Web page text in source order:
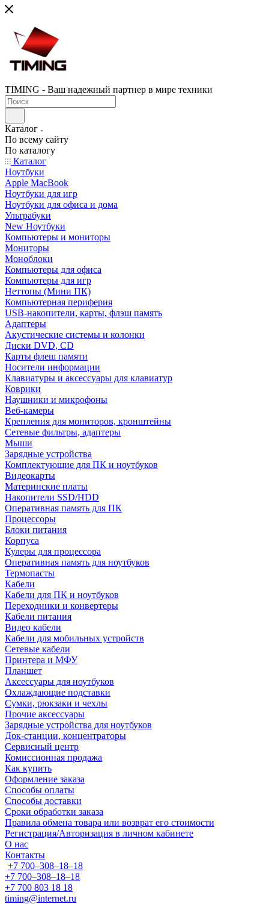
TIMING - Ваш надежный партнер в мире техники
Каталог
По всему сайту
По каталогу
Каталог
Ноутбуки
Apple MacBook
Ноутбуки для игр
Ноутбуки для офиса и дома
Ультрабуки
New Ноутбуки
Компьютеры и мониторы
Мониторы
Моноблоки
Компьютеры для офиса
Компьютеры для игр
Неттопы (Мини ПК)
Компьютерная периферия
USB-накопители, карты, флэш память
Адаптеры
Акустические системы и колонки
Диски DVD, CD
Карты флеш памяти
Носители информации
Клавиатуры и аксессуары для клавиатур
Коврики
Наушники и микрофоны
Веб-камеры
Крепления для мониторов, кронштейны
Сетевые фильтры, адаптеры
Мыши
Зарядные устройства
Комплектующие для ПК и ноутбуков
Видеокарты
Материнские платы
Накопители SSD/HDD
Оперативная память для ПК
Процессоры
Блоки питания
Корпуса
Кулеры для процессора
Оперативная память для ноутбуков
Термопасты
Кабели
Кабели для ПК и ноутбуков
Переходники и конвертеры
Кабели питания
Видео кабели
Кабели для мобильных устройств
Сетевые кабели
Принтера и МФУ
Планшет
Аксессуары для ноутбуков
Охлаждающие подставки
Сумки, рюкзаки и чехлы
Прочие аксессуары
Зарядные устройства для ноутбуков
Док-станции, концентраторы
Сервисный центр
Комиссионная продажа
Как купить
Оформление заказа
Способы оплаты
Способы доставки
Сроки обработки заказа
Правила обмена товара или возврат его стоимости
Регистрация/Авторизация в личном кабинете
О нас
Контакты
+7 700‒308‒18‒18
+7 700‒308‒18‒18
+7 700 803 18 18
timing@internet.ru